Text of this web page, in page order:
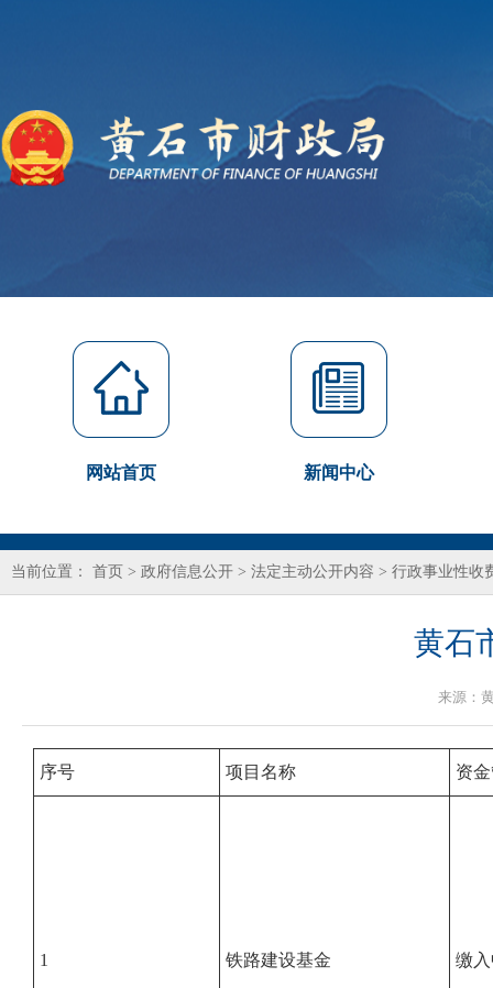
网站首页 新闻中心
当前位置： 首页 > 政府信息公开 > 法定主动公开内容 > 行政事业性收
黄石
来源：
序号 项目名称 资
1 铁路建设基金 缴